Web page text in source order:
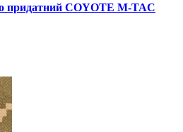
COYOTE M-TAC